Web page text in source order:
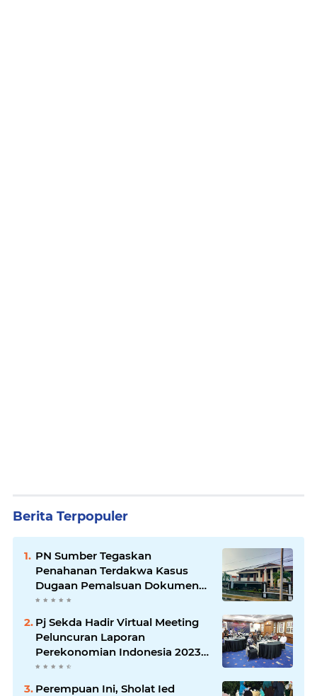
Berita Terpopuler
PN Sumber Tegaskan
Penahanan Terdakwa Kasus
Dugaan Pemalsuan Dokumen
Lahan Sesuai KUHAP
Pj Sekda Hadir Virtual Meeting
Peluncuran Laporan
Perekonomian Indonesia 2023
yang digelar Bank Indonesia
Perempuan Ini, Sholat Ied